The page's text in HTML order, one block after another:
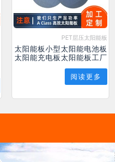
PET层压太阳能板
太阳能板小型太阳能电池板
太阳能充电板太阳能板工厂
阅读更多